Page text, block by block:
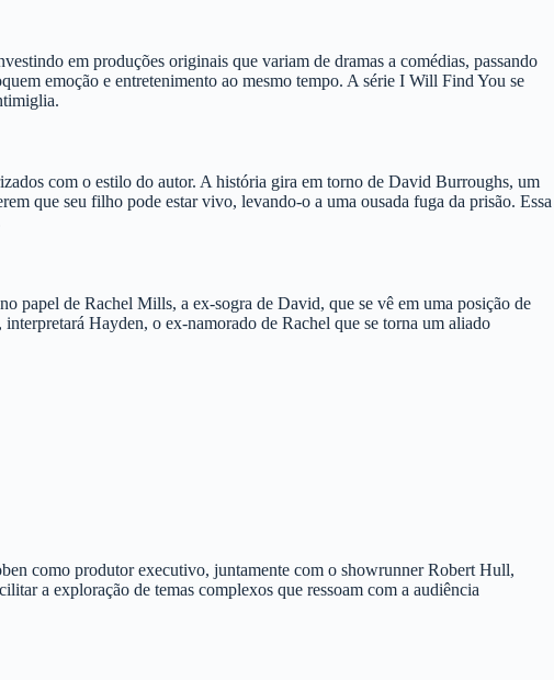
em produções originais que variam de dramas a comédias, passando
emoção e entretenimento ao mesmo tempo. A série I Will Find You se
com o estilo do autor. A história gira em torno de David Burroughs, um
que seu filho pode estar vivo, levando-o a uma ousada fuga da prisão. Essa
papel de Rachel Mills, a ex-sogra de David, que se vê em uma posição de
Hayden, o ex-namorado de Rachel que se torna um aliado
como produtor executivo, juntamente com o showrunner Robert Hull,
a exploração de temas complexos que ressoam com a audiência